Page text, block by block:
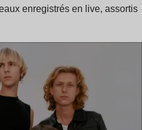
enregistrés en live, assortis